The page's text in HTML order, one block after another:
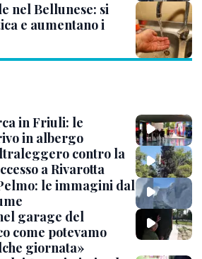
nel Bellunese: si
e aumentano i
in Friuli: le
in albergo
contro la
a Rivarotta
le immagini dal
garage del
come potevamo
giornata»